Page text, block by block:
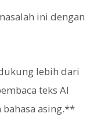
ini dengan
lebih dari
teks AI
asing.**